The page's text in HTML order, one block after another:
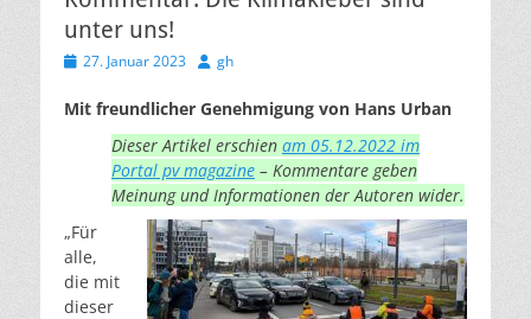
unter uns!
Veröffentlicht
27. Januar 2023 Autor
gh
Mit freundlicher Genehmigung von Hans Urban
Dieser Artikel erschien am 05.12.2022 im
Portal pv magazine – Kommentare geben
Meinung und Informationen der Autoren wider.
„Für
alle,
die mit
dieser